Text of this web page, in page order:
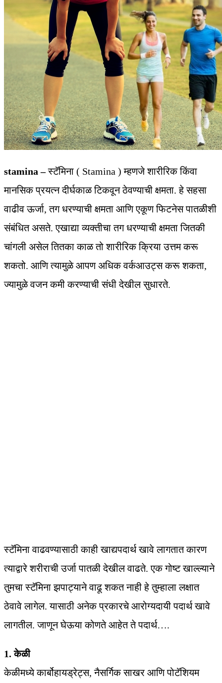
stamina –स्टॅमिना ( Stamina ) म्हणजे शारीरिक किंवा
मानसिक प्रयत्न दीर्घकाळ टिकवून ठेवण्याची क्षमता. हे सहसा
वाढीव ऊर्जा, तग धरण्याची क्षमता आणि एकूण फिटनेस पातळीशी
संबंधित असते. एखाद्या व्यक्तीचा तग धरण्याची क्षमता जितकी
चांगली असेल तितका काळ तो शारीरिक क्रिया उत्तम करू
शकतो. आणि त्यामुळे आपण अधिक वर्कआउट्स करू शकता,
ज्यामुळे वजन कमी करण्याची संधी देखील सुधारते.
स्टॅमिना वाढवण्यासाठी काही खाद्यपदार्थ खावे लागतात कारण
त्याद्वारे शरीराची उर्जा पातळी देखील वाढते. एक गोष्ट खाल्ल्याने
तुमचा स्टॅमिना झपाट्याने वाढू शकत नाही हे तुम्हाला लक्षात
ठेवावे लागेल. यासाठी अनेक प्रकारचे आरोग्यदायी पदार्थ खावे
लागतील. जाणून घेऊया कोणते आहेत ते पदार्थ….
1. केळी
केळीमध्ये कार्बोहायड्रेट्स, नैसर्गिक साखर आणि पोटॅशियम